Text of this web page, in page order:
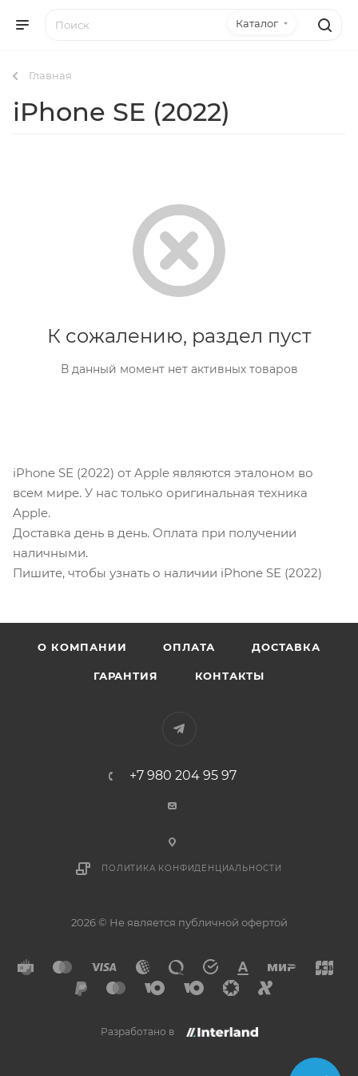
Каталог
Главная
iPhone SE (2022)
К сожалению, раздел пуст
В данный момент нет активных товаров
iPhone SE (2022) от Apple являются эталоном во
всем мире. У нас только оригинальная техника
Apple.
Доставка день в день. Оплата при получении
наличными.
Пишите, чтобы узнать о наличии iPhone SE (2022)
О КОМПАНИИ ОПЛАТА ДОСТАВКА
ГАРАНТИЯ КОНТАКТЫ
+7 980 204 95 97
ПОЛИТИКА КОНФИДЕНЦИАЛЬНОСТИ
2026 © Не является публичной офертой
Разработано в